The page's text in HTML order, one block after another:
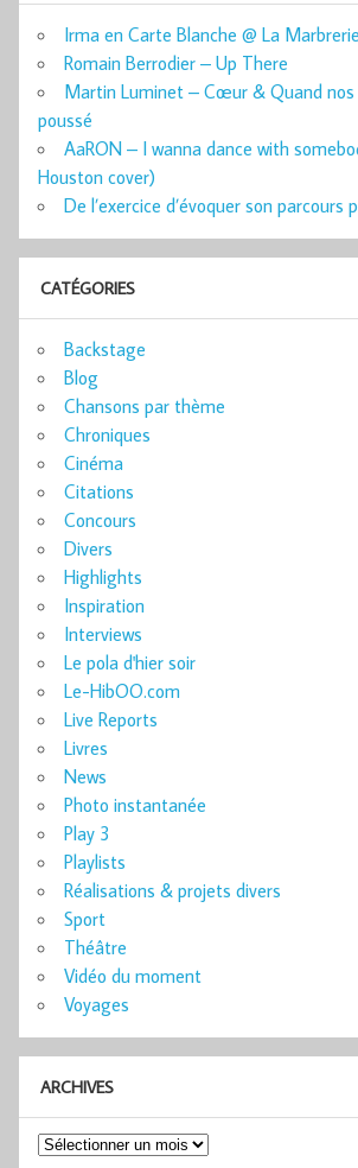
Irma en Carte Blanche @ La Marbrerie
Romain Berrodier – Up There
Martin Luminet – Cœur & Quand nos
poussé
AaRON – I wanna dance with
Houston cover)
De l’exercice d’évoquer son parcours
CATÉGORIES
Backstage
Blog
Chansons par thème
Chroniques
Cinéma
Citations
Concours
Divers
Highlights
Inspiration
Interviews
Le pola d'hier soir
Le-HibOO.com
Live Reports
Livres
News
Photo instantanée
Play 3
Playlists
Réalisations & projets divers
Sport
Théâtre
Vidéo du moment
Voyages
ARCHIVES
Archives